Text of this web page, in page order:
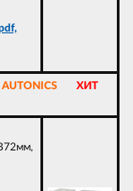
AUTONICS ХИТ